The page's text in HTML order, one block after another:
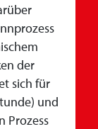
der
sich für
und
Prozess